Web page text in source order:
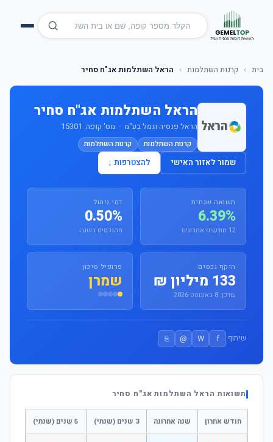
בית › קרנות השתלמות › הראל השתלמות אג"ח סחיר
הראל השתלמות אג"ח סחיר
הראל פנסיה וגמל בע"מ · מס' קופה: 15301
קרנות השתלמות קרנות השתלמות
שמור לאזור האישי להצטרפות ↓
תשואה שנתית
6.39%
12 חודשים אחרונים
דמי ניהול
0.50%
מהנכסים בשנה
היקף נכסים
133 מיליון ₪
עודכן: 8 באוגוסט 2026
פרופיל סיכון
שמרן
שיתוף: f
W
@
⎘
תשואות הראל השתלמות אג"ח סחיר
חודש אחרון שנה אחרונה 3 שנים (שנתי) 5 שנים (שנתי)